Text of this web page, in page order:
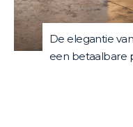
De elegantie
een betaalbare